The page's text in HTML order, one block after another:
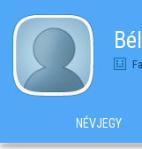
NÉVJEGY